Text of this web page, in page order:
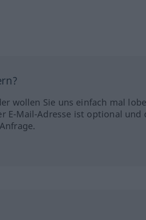
wollen Sie uns einfach mal
E-Mail-Adresse ist optional und